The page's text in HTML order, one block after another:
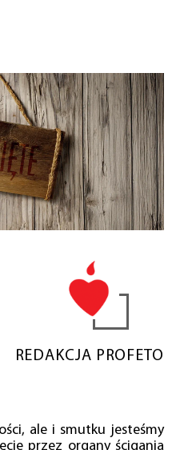
REDAKCJA PROFETO
ale i smutku jesteśmy
przez organy ścigania